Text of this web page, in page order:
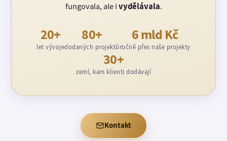
fungovala, ale ivydělávala.
20+
let vývoje
80+
dodaných projektů
6 mld Kč
ročně přes naše projekty
30+
zemí, kam klienti dodávají
Kontakt